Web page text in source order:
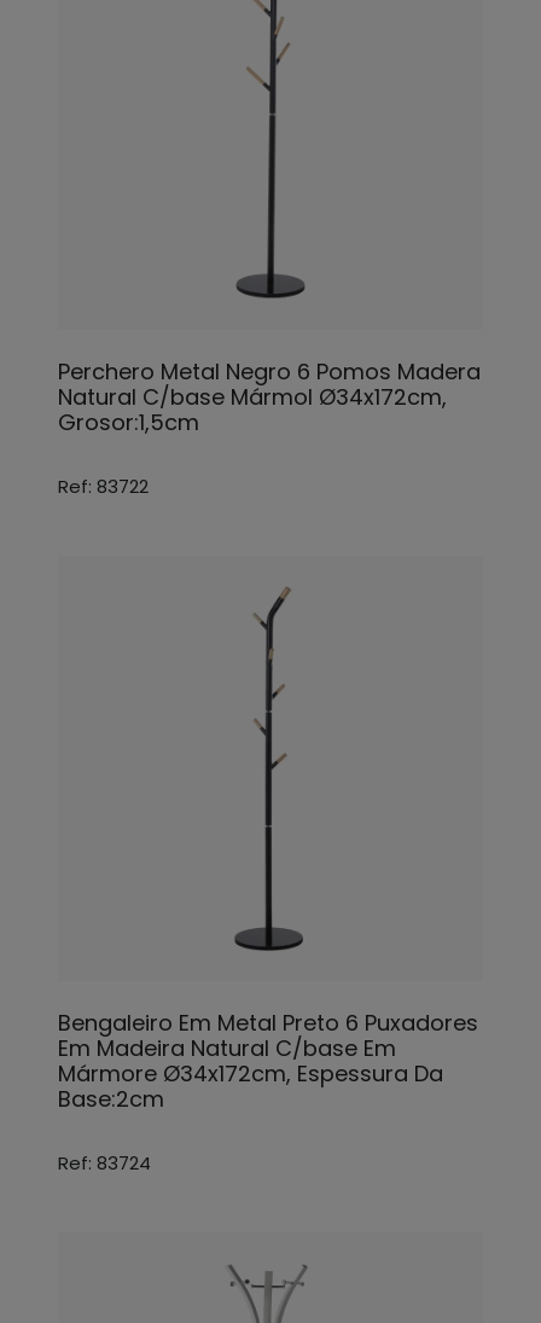
Perchero Metal Negro 6 Pomos Madera
Natural C/base Mármol Ø34x172cm,
Grosor:1,5cm
Ref: 83722
Bengaleiro Em Metal Preto 6 Puxadores
Em Madeira Natural C/base Em
Mármore Ø34x172cm, Espessura Da
Base:2cm
Ref: 83724